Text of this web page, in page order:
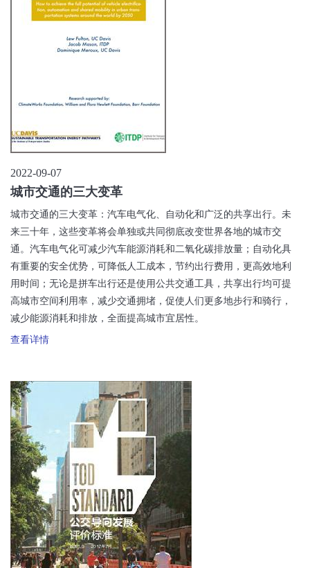
2022-09-07
城市交通的三大变革
城市交通的三大变革：汽车电气化、自动化和广泛的共享出行。未
来三十年，这些变革将会单独或共同彻底改变世界各地的城市交
通。汽车电气化可减少汽车能源消耗和二氧化碳排放量；自动化具
有重要的安全优势，可降低人工成本，节约出行费用，更高效地利
用时间；无论是拼车出行还是使用公共交通工具，共享出行均可提
高城市空间利用率，减少交通拥堵，促使人们更多地步行和骑行，
减少能源消耗和排放，全面提高城市宜居性。
查看详情